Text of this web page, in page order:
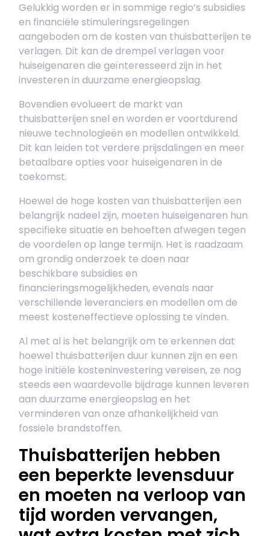
Gelukkig worden er in sommige regio’s subsidies
en financiële stimuleringsregelingen
aangeboden om de kosten van thuisbatterijen te
verlagen. Dit kan de drempel verlagen voor
huiseigenaren die geïnteresseerd zijn in het
investeren in duurzame energieopslag.
Bovendien evolueert de markt van
thuisbatterijen snel en worden er voortdurend
nieuwe technologieën en modellen ontwikkeld.
Dit kan leiden tot verdere prijsdalingen en meer
betaalbare opties voor huiseigenaren in de
toekomst.
Hoewel de hoge kosten van thuisbatterijen een
belangrijk nadeel zijn, moeten huiseigenaren hun
specifieke situatie en behoeften afwegen tegen
de voordelen op lange termijn. Het is raadzaam
om grondig onderzoek te doen naar
beschikbare subsidies en
financieringsmogelijkheden, evenals naar
verschillende leveranciers en modellen om de
meest kosteneffectieve oplossing te vinden.
Al met al is het belangrijk om te erkennen dat
hoewel thuisbatterijen duur kunnen zijn en een
hoge initiële kosteninvestering vereisen, ze nog
steeds een waardevolle bijdrage kunnen leveren
aan duurzame energieopslag en het
verminderen van onze afhankelijkheid van
fossiele brandstoffen.
Thuisbatterijen hebben
een beperkte levensduur
en moeten na verloop van
tijd worden vervangen,